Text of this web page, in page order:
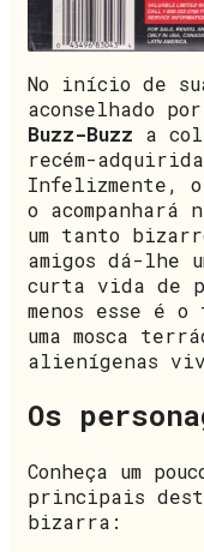
No início de
aconselhado
Buzz-Buzz a
recém-
Infelizmente,
o acompanhará
um tanto
amigos dá-lhe
curta vida de
menos esse é
uma mosca
alienígenas
Os
Conheça um
principais
bizarra: